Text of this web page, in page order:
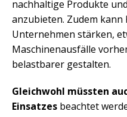
nachhaltige Produkte
anzubieten. Zudem kann
Unternehmen stärken,
Maschinenausfälle
belastbarer gestalten.
Gleichwohl müssten
Einsatzes beachtet